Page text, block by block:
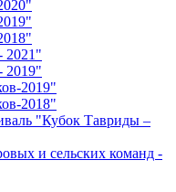
2021"
2019"
2019"
2018"
"Кубок Тавриды –
и сельских команд -